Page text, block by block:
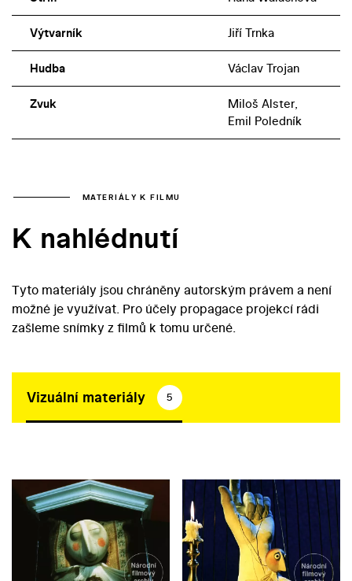
Výtvarník Jiří Trnka
Hudba Václav Trojan
Zvuk
Miloš Alster,
Emil Poledník
MATERIÁLY K FILMU
K nahlédnutí
Tyto materiály jsou chráněny autorským právem a není
možné je využívat. Pro účely propagace projekcí rádi
zašleme snímky z filmů k tomu určené.
Vizuální materiály 5